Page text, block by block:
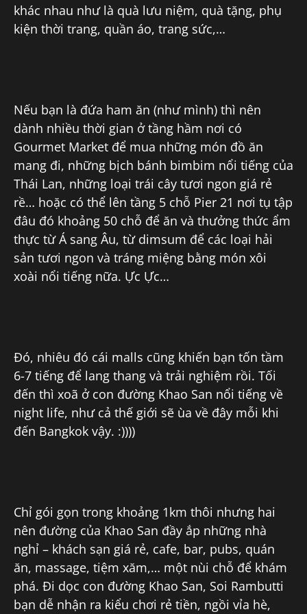
khác nhau như là quà lưu niệm, quà tặng, phụ
kiện thời trang, quần áo, trang sức,…
Nếu bạn là đứa ham ăn (như mình) thì nên
dành nhiều thời gian ở tầng hầm nơi có
Gourmet Market để mua những món đồ ăn
mang đi, những bịch bánh bimbim nổi tiếng của
Thái Lan, những loại trái cây tươi ngon giá rẻ
rề… hoặc có thể lên tầng 5 chỗ Pier 21 nơi tụ tập
đâu đó khoảng 50 chỗ để ăn và thưởng thức ẩm
thực từ Á sang Âu, từ dimsum để các loại hải
sản tươi ngon và tráng miệng bằng món xôi
xoài nổi tiếng nữa. Ực Ực…
Đó, nhiêu đó cái malls cũng khiến bạn tốn tầm
6-7 tiếng để lang thang và trải nghiệm rồi. Tối
đến thì xoã ở con đường Khao San nổi tiếng về
night life, như cả thế giới sẽ ùa về đây mỗi khi
đến Bangkok vậy. :))))
Chỉ gói gọn trong khoảng 1km thôi nhưng hai
nên đường của Khao San đầy ắp những nhà
nghỉ – khách sạn giá rẻ, cafe, bar, pubs, quán
ăn, massage, tiệm xăm,… một nùi chỗ để khám
phá. Đi dọc con đường Khao San, Soi Rambutti
bạn dễ nhận ra kiểu chơi rẻ tiền, ngồi vỉa hè,